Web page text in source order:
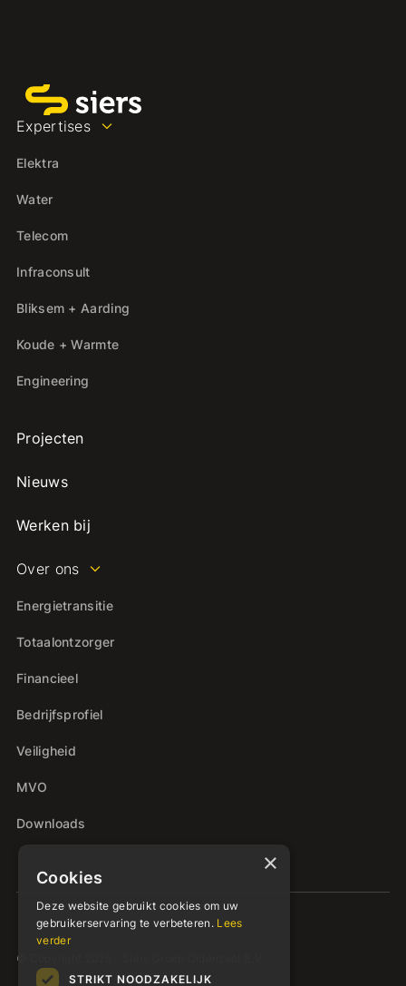
Expertises
Elektra
Water
Telecom
Infraconsult
Bliksem + Aarding
Koude + Warmte
Engineering
Projecten
Nieuws
Werken bij
Over ons
Energietransitie
Totaalontzorger
Financieel
Bedrijfsprofiel
Veiligheid
MVO
Downloads
© Copyright 2026 - Siers Groep Oldenzaal B.V.
×
Cookies
Deze website gebruikt cookies om uw
gebruikerservaring te verbeteren. Lees
verder
STRIKT NOODZAKELIJK